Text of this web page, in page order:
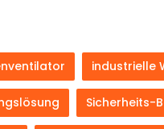
industrielle
Sicherheits-